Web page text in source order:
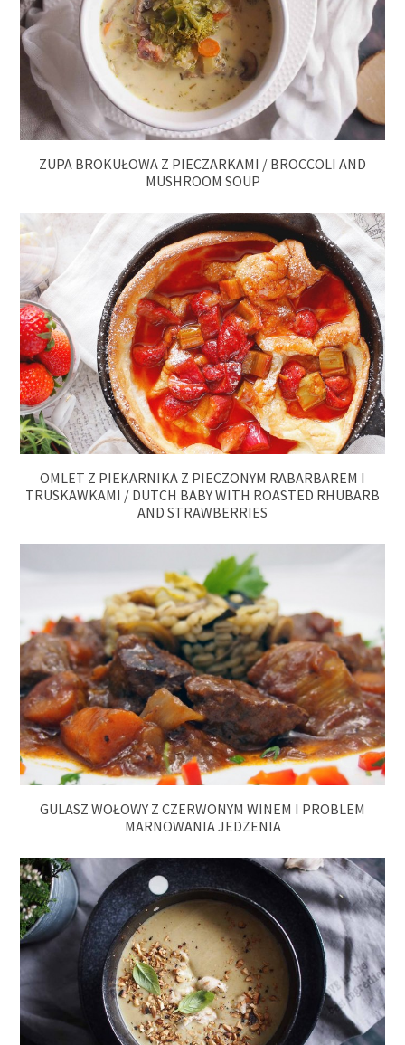
ZUPA BROKUŁOWA Z PIECZARKAMI / BROCCOLI AND
MUSHROOM SOUP
OMLET Z PIEKARNIKA Z PIECZONYM RABARBAREM I
TRUSKAWKAMI / DUTCH BABY WITH ROASTED RHUBARB
AND STRAWBERRIES
GULASZ WOŁOWY Z CZERWONYM WINEM I PROBLEM
MARNOWANIA JEDZENIA